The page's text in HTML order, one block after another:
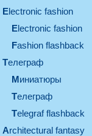
electronic fashion
electronic fashion
Fashion flashback
телеграф
миниатюры
телеграф
Telegraf flashback
architectural fantasy